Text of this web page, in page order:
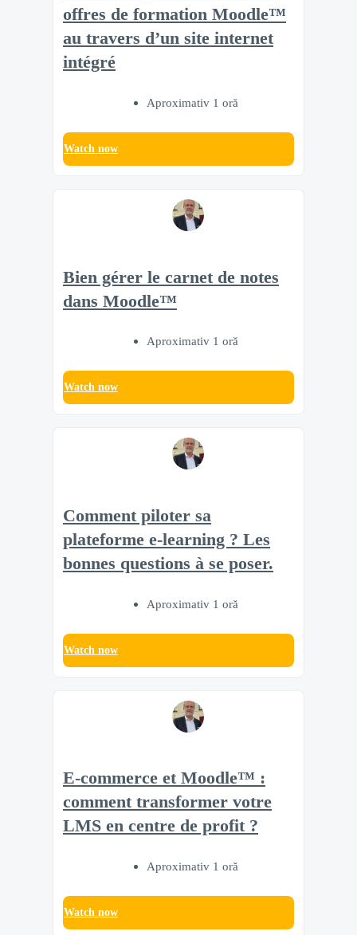
offres de formation Moodle™
au travers d’un site internet
intégré
Aproximativ 1 oră
Watch now
Bien gérer le carnet de notes
dans Moodle™
Aproximativ 1 oră
Watch now
Comment piloter sa
plateforme e-learning ? Les
bonnes questions à se poser.
Aproximativ 1 oră
Watch now
E-commerce et Moodle™ :
comment transformer votre
LMS en centre de profit ?
Aproximativ 1 oră
Watch now